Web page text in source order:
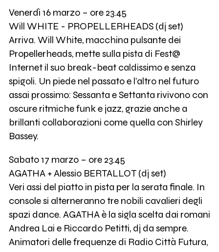
Venerdì 16 marzo – ore 23.45
Will WHITE - PROPELLERHEADS (dj set)
Arriva. Will White, macchina pulsante dei
Propellerheads, mette sulla pista di Fest@
Internet il suo break-beat caldissimo e senza
spigoli. Un piede nel passato e l’altro nel futuro
assai prossimo: Sessanta e Settanta rivivono con
oscure ritmiche funk e jazz, grazie anche a
brillanti collaborazioni come quella con Shirley
Bassey.
Sabato 17 marzo – ore 23.45
AGATHA + Alessio BERTALLOT (dj set)
Veri assi del piatto in pista per la serata finale. In
console si alterneranno tre nobili cavalieri degli
spazi dance. AGATHA è la sigla scelta dai romani
Andrea Lai e Riccardo Petitti, dj da sempre.
Animatori delle frequenze di Radio Città Futura,